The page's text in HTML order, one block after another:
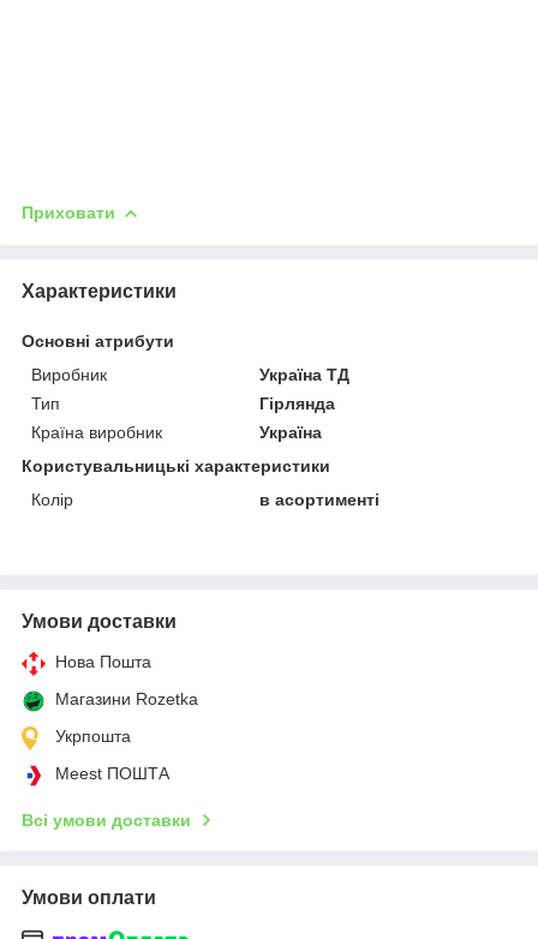
Приховати
Характеристики
Основні атрибути
Виробник
Україна ТД
Тип
Гірлянда
Країна виробник
Україна
Користувальницькі характеристики
Колір
в асортименті
Умови доставки
Нова Пошта
Магазини Rozetka
Укрпошта
Meest ПОШТА
Всі умови доставки
Умови оплати